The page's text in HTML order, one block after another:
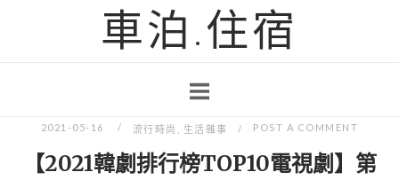
車泊.住宿
2021-05-16 流行時尚 生活雜事 POST A COMMENT
【2021韓劇排行榜TOP10電視劇】第